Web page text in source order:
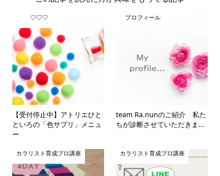
♡♡♡
【受付停止中】アトリエひと
といろの「色サプリ」メニュ
ー
プロフィール
team Ra.nunのご紹介 私た
ちが診断させていただきま...
カラリスト育成プロ講座 カラリスト育成プロ講座